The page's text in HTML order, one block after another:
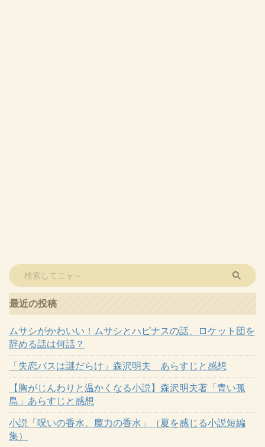
最近の投稿
ムサシがかわいい！ムサシとハピナスの話、ロケット団を
辞める話は何話？
「失恋バスは謎だらけ」森沢明夫 あらすじと感想
【胸がじんわりと温かくなる小説】森沢明夫著「青い孤
島」あらすじと感想
小説「呪いの香水、魔力の香水」（夏を感じる小説短編
集）